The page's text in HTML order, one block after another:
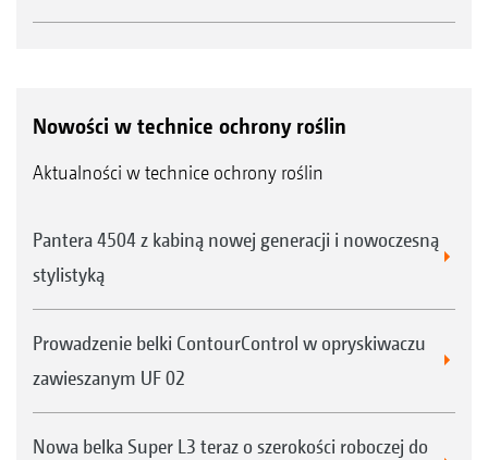
Nowości w technice ochrony roślin
Aktualności w technice ochrony roślin
Pantera 4504 z kabiną nowej generacji i nowoczesną
stylistyką
Prowadzenie belki ContourControl w opryskiwaczu
zawieszanym UF 02
Nowa belka Super L3 teraz o szerokości roboczej do